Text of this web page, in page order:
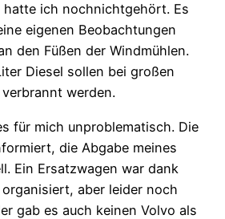
hatte ich nochnichtgehört. Es
eigenen Beobachtungen
den Füßen der Windmühlen.
Diesel sollen bei großen
werden.
für mich unproblematisch. Die
die Abgabe meines
Ein Ersatzwagen war dank
aber leider noch
gab es auch keinen Volvo als